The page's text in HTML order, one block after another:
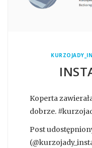
Koperta
dobrze.
Post